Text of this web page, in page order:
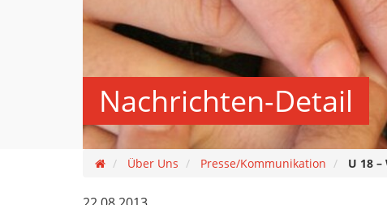
Nachrichten-Detail
Über Uns Presse/Kommunikation U 18